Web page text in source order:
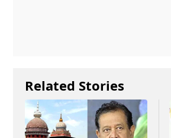
Related Stories